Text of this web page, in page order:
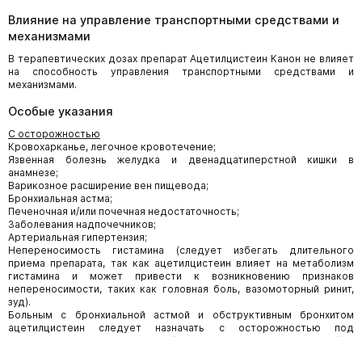
Влияние на управление транспортными средствами и
механизмами
В терапевтических дозах препарат Ацетилцистеин Канон не влияет
на способность управления транспортными средствами и
механизмами.
Особые указания
С осторожностью
Кровохарканье, легочное кровотечение;
Язвенная болезнь желудка и двенадцатиперстной кишки в
анамнезе;
Варикозное расширение вен пищевода;
Бронхиальная астма;
Печеночная и/или почечная недостаточность;
Заболевания надпочечников;
Артериальная гипертензия;
Непереносимость гистамина (следует избегать длительного
приема препарата, так как ацетилцистеин влияет на метаболизм
гистамина и может привести к возникновению признаков
непереносимости, таких как головная боль, вазомоторный ринит,
зуд).
Больным с бронхиальной астмой и обструктивным бронхитом
ацетилцистеин следует назначать с осторожностью под